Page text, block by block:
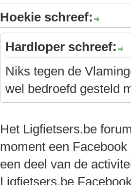
Hoekie schreef:
Hardloper schreef:
Niks tegen de
wel bedroefd gesteld
Het Ligfietsers.be
moment een
een deel van de
Ligfietsers.be